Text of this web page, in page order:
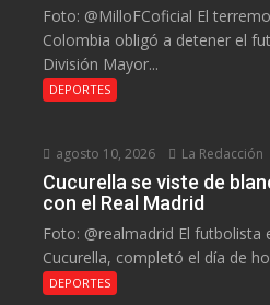
Foto: @MilloFCoficial El
Colombia obligó a detener el
División Mayor...
DEPORTES
agosto 10, 2026 La Redacción
Cucurella se viste de
con el Real Madrid
Foto: @realmadrid El futbolista
Cucurella, completó el día de
DEPORTES